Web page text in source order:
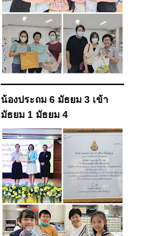
น้องประถม 6 มัธยม 3 เข้า
มัธยม 1 มัธยม 4